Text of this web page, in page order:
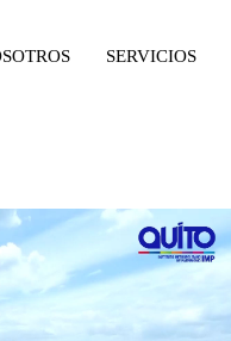
SERVICIOS